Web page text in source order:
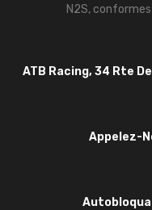
N2S,
ATB Racing, 34 Rte
Appelez-